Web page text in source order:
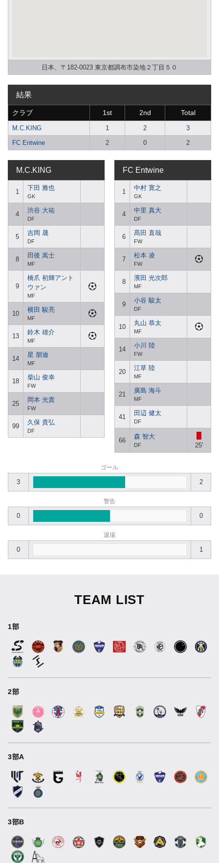
日本、〒182-0023 東京都調布市染地２丁目５０
結果
クラブ 1st 2nd Total
M.C.KING 1 2
3
FC Entwine
2 0 2
M.C.KING
1
下田 雅也
GK
4
渋谷 大祐
DF
5
吉岡 晟
DF
8
田後 嵩士
MF
9
橋爪 初輝アント
ウァン
MF
10
横田 駿亮
MF
13
鈴木 雄介
MF
14
星 朋迪
MF
18
柴山 俊幸
FW
25
岡本 光貴
FW
99
久保 貴弘
DF
FC Entwine
1
中村 寛之
GK
4
中里 真大
DF
6
髙田 直哉
FW
7
松本 凌
FW
8
濱田 光次郎
MF
9
小谷 駿太
DF
10
丸山 恭太
MF
14
小川 陸
FW
20
江草 陸
MF
21
廣島 海斗
MF
41
田辺 健太
DF
66
森 智大
DF 25'
ゴール
3 2
警告
0 0
退場
0 1
TEAM LIST
1部
2部
3部A
3部B